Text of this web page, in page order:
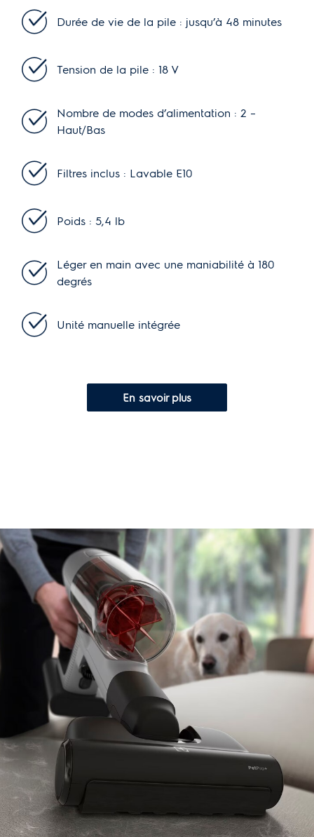
Durée de vie de la pile : jusqu’à 48 minutes
Tension de la pile : 18 V
Nombre de modes d’alimentation : 2 –
Haut/Bas
Filtres inclus : Lavable E10
Poids : 5,4 lb
Léger en main avec une maniabilité à 180
degrés
Unité manuelle intégrée
En savoir plus